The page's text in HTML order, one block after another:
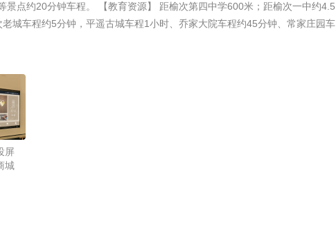
景点约20分钟车程。 【教育资源】 距榆次第四中学600米；距榆次一中约4.5
城车程约5分钟，平遥古城车程1小时、乔家大院车程约45分钟、常家庄园车
屏
城